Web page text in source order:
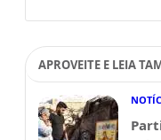
APROVEITE E LEIA